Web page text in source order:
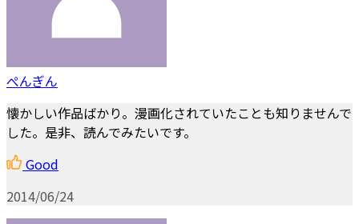
ぺんぎん
懐かしい作品ばかり。漫画化されていたことも知りませんで
した。是非、読んでみたいです。
Good
2014/06/24